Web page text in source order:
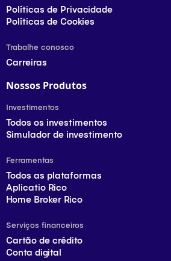
Políticas de Privacidade
Políticas de Cookies
Trabalhe conosco
Carreiras
Nossos Produtos
Investimentos
Todos os investimentos
Simulador de investimento
Ferramentas
Todos as plataformas
Aplicatio Rico
Home Broker Rico
Serviços financeiros
Cartão de crédito
Conta digital